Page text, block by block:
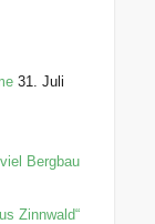
31. Juli
Bergbau
Zinnwald“